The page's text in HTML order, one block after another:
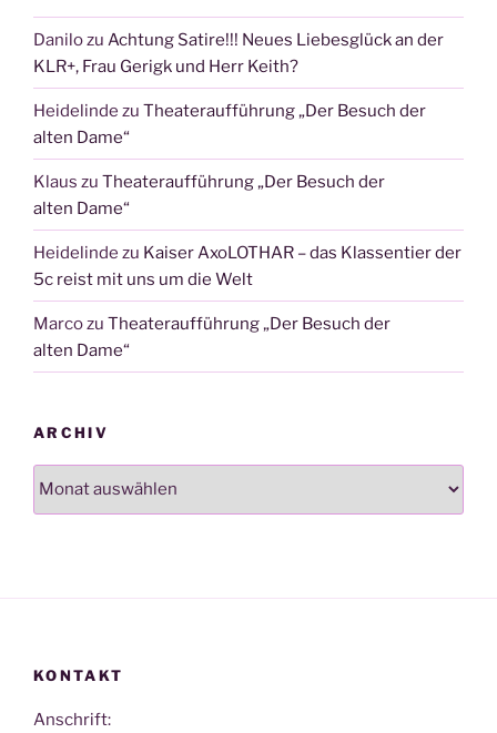
Danilozu Achtung Satire!!! Neues Liebesglück an der
KLR+, Frau Gerigk und Herr Keith?
Heidelinde zu Theateraufführung „Der Besuch der
alten Dame“
Klaus zu Theateraufführung „Der Besuch der
alten Dame“
Heidelinde zu Kaiser AxoLOTHAR – das Klassentier der
5c reist mit uns um die Welt
Marcozu Theateraufführung „Der Besuch der
alten Dame“
ARCHIV
Archiv
KONTAKT
Anschrift: